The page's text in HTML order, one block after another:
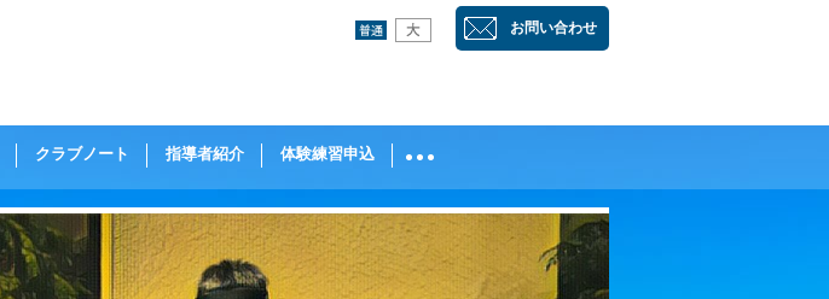
お問い合わせ
クラブノート 指導者紹介 体験練習申込